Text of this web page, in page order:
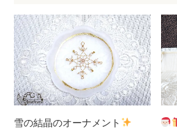
雪の結晶のオーナメント